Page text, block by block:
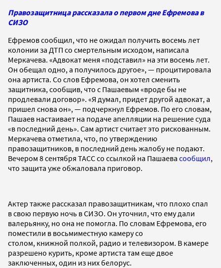
Правозащитница рассказала о первом дне Ефремова в
СИЗО
Ефремов сообщил, что не ожидал получить восемь лет
колонии за ДТП со смертельным исходом, написала
Меркачева. «Адвокат меня «подставил» на эти восемь лет.
Он обещал одно, а получилось другое», — процитировала
она артиста. Со слов Ефремова, он хотел сменить
защитника, сообщив, что с Пашаевым «вроде бы не
продлевали договор». «Я думал, придет другой адвокат, а
пришел снова он», — подчеркнул Ефремов. По его словам,
Пашаев настаивает на подаче апелляции на решение суда
«в последний день». Сам артист считает это рискованным.
Меркачева отметила, что, по утверждению
правозащитников, в последний день жалобу не подают.
Вечером 8 сентября ТАСС со ссылкой на Пашаева сообщил,
что защита уже обжаловала приговор.
Актер также рассказал правозащитникам, что плохо спал
в свою первую ночь в СИЗО. Он уточнил, что ему дали
валерьянку, но она не помогла. По словам Ефремова, его
поместили в восьмиместную камеру со
столом, книжной полкой, радио и телевизором. В камере
разрешено курить, кроме артиста там еще двое
заключенных, один из них белорус.